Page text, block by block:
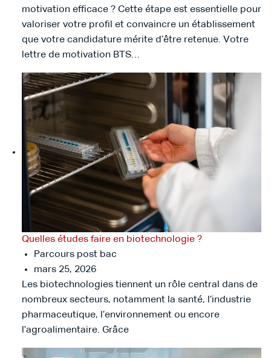
motivation efficace ? Cette étape est essentielle pour
valoriser votre profil et convaincre un établissement
que votre candidature mérite d’être retenue. Votre
lettre de motivation BTS…
Quelles études faire en biotechnologie ?
Parcours post bac
mars 25, 2026
Les biotechnologies tiennent un rôle central dans de
nombreux secteurs, notamment la santé, l’industrie
pharmaceutique, l’environnement ou encore
l’agroalimentaire. Grâce